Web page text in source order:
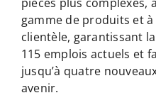
gamme de produits et à
clientèle, garantissant
115 emplois actuels et
jusqu’à quatre
avenir.